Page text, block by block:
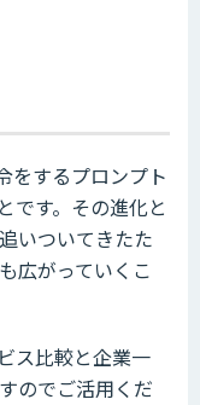
をするプロンプト
です。その進化と
いついてきたた
広がっていくこ
ス比較と企業一
のでご活用くだ